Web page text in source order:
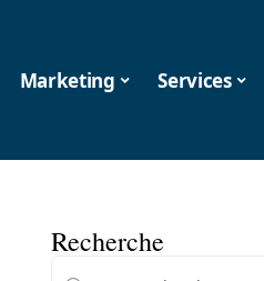
Marketing Services
Recherche